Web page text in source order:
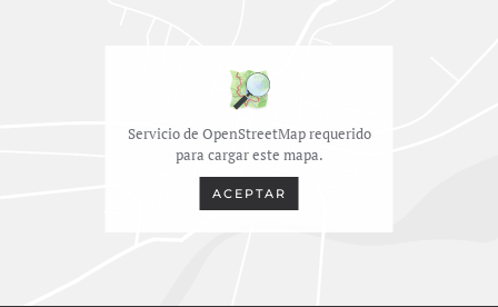
Servicio de OpenStreetMap requerido
para cargar este mapa.
ACEPTAR